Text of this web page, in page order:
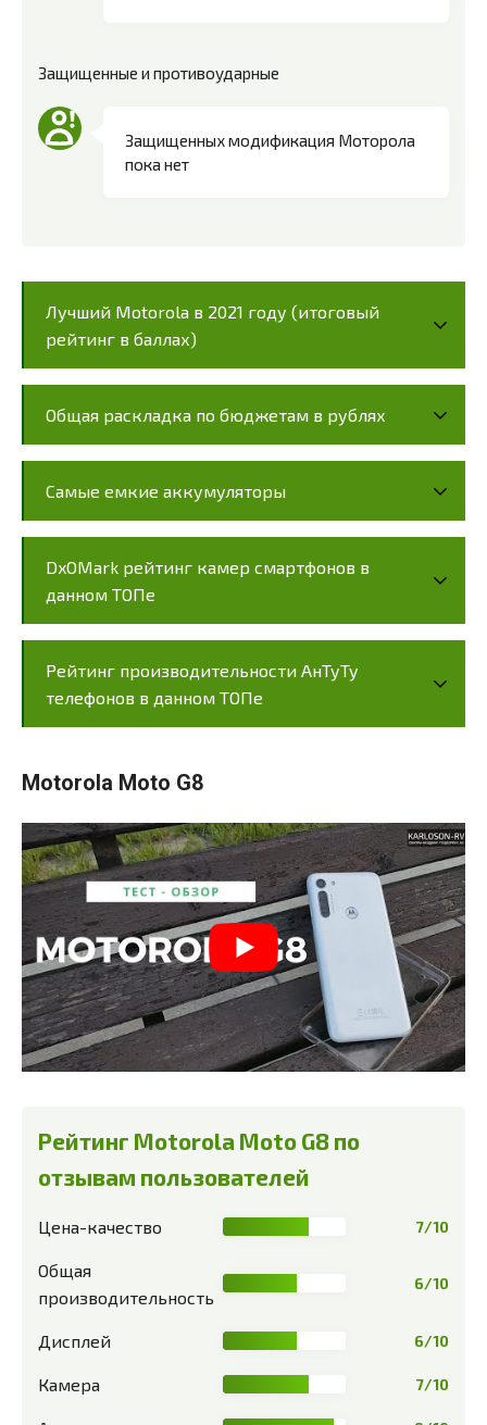
Защищенные и противоударные
Защищенных модификация Моторола
пока нет
Лучший Motorola в 2021 году (итоговый
рейтинг в баллах)
Общая раскладка по бюджетам в рублях
Самые емкие аккумуляторы
DxOMark рейтинг камер смартфонов в
данном ТОПе
Рейтинг производительности АнТуТу
телефонов в данном ТОПе
Motorola Moto G8
Рейтинг Motorola Moto G8 по
отзывам пользователей
Цена-качество 7/10
Общая
производительность
6/10
Дисплей 6/10
Камера 7/10